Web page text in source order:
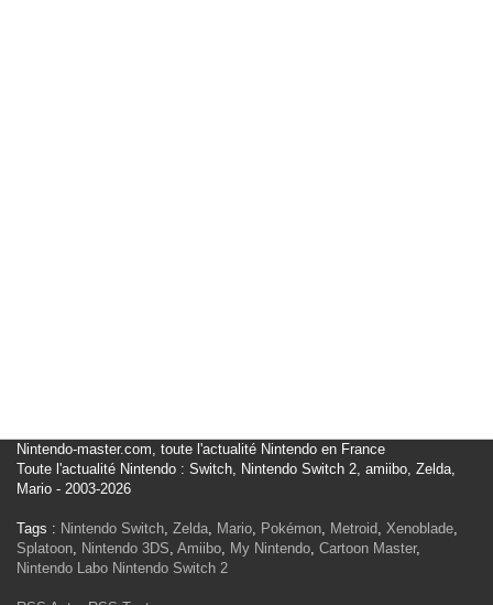
Nintendo-master.com, toute l'actualité Nintendo en France
Toute l'actualité Nintendo : Switch, Nintendo Switch 2, amiibo, Zelda,
Mario - 2003-2026
Tags : Nintendo Switch, Zelda, Mario, Pokémon, Metroid, Xenoblade,
Splatoon, Nintendo 3DS, Amiibo, My Nintendo, Cartoon Master,
Nintendo Labo Nintendo Switch 2